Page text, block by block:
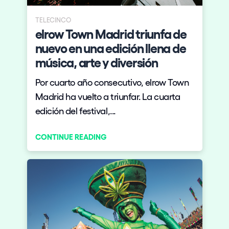
TELECINCO
elrow Town Madrid triunfa de
nuevo en una edición llena de
música, arte y diversión
Por cuarto año consecutivo, elrow Town
Madrid ha vuelto a triunfar. La cuarta
edición del festival,...
CONTINUE READING